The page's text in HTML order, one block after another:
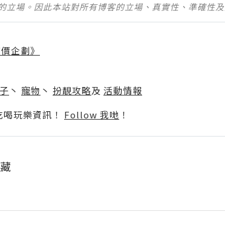
場。因此本站對所有博客的立場、真實性、準確性
企劃》
丶 寵物 丶 扮靚攻略及 活動情報
玩樂資訊！ Follow 我哋 ！